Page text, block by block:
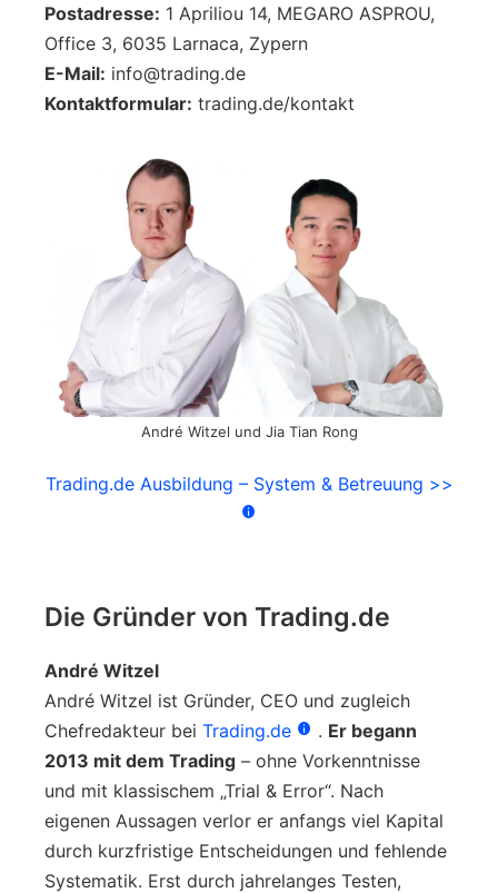
Postadresse: 1 Apriliou 14, MEGARO ASPROU,
Office 3, 6035 Larnaca, Zypern
E-Mail: info@trading.de
Kontaktformular: trading.de/kontakt
André Witzel und Jia Tian Rong
Trading.de Ausbildung – System & Betreuung >>
Die Gründer von Trading.de
André Witzel
André Witzel ist Gründer, CEO und zugleich
Chefredakteur bei Trading.de . Er begann
2013 mit dem Trading – ohne Vorkenntnisse
und mit klassischem „Trial & Error“. Nach
eigenen Aussagen verlor er anfangs viel Kapital
durch kurzfristige Entscheidungen und fehlende
Systematik. Erst durch jahrelanges Testen,